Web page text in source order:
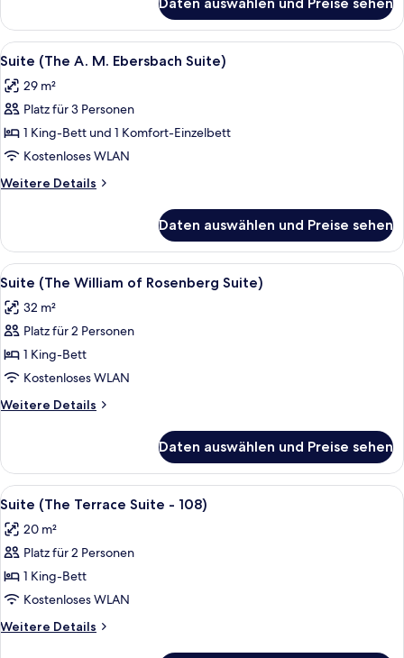
(The
John
Dee
Alle
Fotos
für
Suite
(The
A.
M.
Ebersbach
anzeigen
Ein traditionell eingerichteter Raum
8
Suite (The A. M. Ebersbach Suite)
29 m²
Platz für 3 Personen
1 King-Bett und 1 Komfort-Einzelbett
Kostenloses WLAN
Weitere Details
Weitere
(The
A.
M.
Ebersbach
Suite)
Daten auswählen und Preise sehen
Alle
Fotos
für
Suite
(The
William
of
Rosenberg
anzeigen
Suite (The William of Rosenberg
5
Suite (The William of Rosenberg Suite)
32 m²
Platz für 2 Personen
1 King-Bett
Kostenloses WLAN
Weitere Details
Weitere
(The
William
of
Rosenberg
Suite)
Daten auswählen und Preise sehen
Alle
Fotos
für
Suite
(The
Terrace
Suite
-
Suite (The Terrace Suite - 108) |
4
Suite (The Terrace Suite - 108)
20 m²
Platz für 2 Personen
1 King-Bett
Kostenloses WLAN
Weitere Details
Weitere